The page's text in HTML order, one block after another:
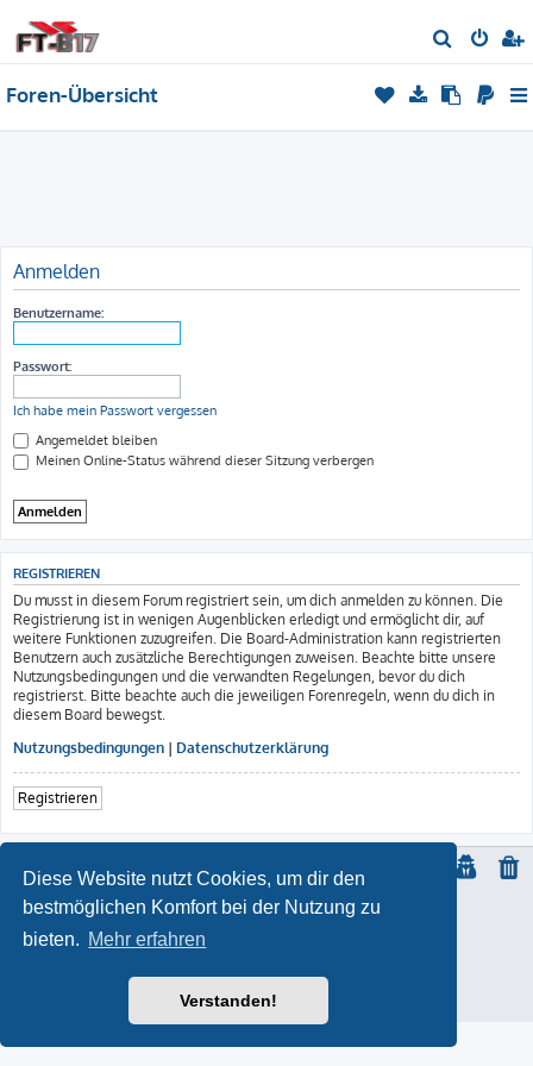
Diese Website nutzt Cookies, um dir den
bestmöglichen Komfort bei der Nutzung zu
bieten. Mehr erfahren
Verstanden!
u
c
Foren-Übersicht
Anmelden
Benutzername:
Passwort:
Ich habe mein Passwort vergessen
Angemeldet bleiben
Meinen Online-Status während dieser Sitzung verbergen
REGISTRIEREN
Du musst in diesem Forum registriert sein, um dich anmelden zu können. Die
Registrierung ist in wenigen Augenblicken erledigt und ermöglicht dir, auf
weitere Funktionen zuzugreifen. Die Board-Administration kann registrierten
Benutzern auch zusätzliche Berechtigungen zuweisen. Beachte bitte unsere
Nutzungsbedingungen und die verwandten Regelungen, bevor du dich
registrierst. Bitte beachte auch die jeweiligen Forenregeln, wenn du dich in
diesem Board bewegst.
Nutzungsbedingungen | Datenschutzerklärung
Registrieren
© Copyright2021 | ft-817.com | DO7PSL | ALL RIGHTS RESERVED
ProLight Style by
Datenschutz|Nutzungsbedingungen